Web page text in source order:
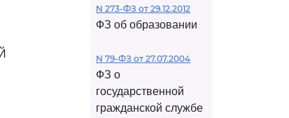
N 273-ФЗ от 29.12.2012
ФЗ об образовании
N 79-ФЗ от 27.07.2004
ФЗ о
государственной
гражданской службе